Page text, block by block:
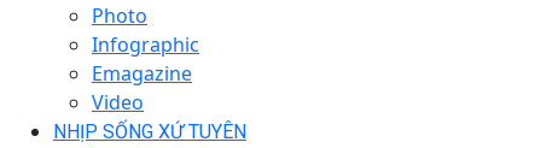
Photo
Infographic
Emagazine
Video
NHỊP SỐNG XỨ TUYÊN